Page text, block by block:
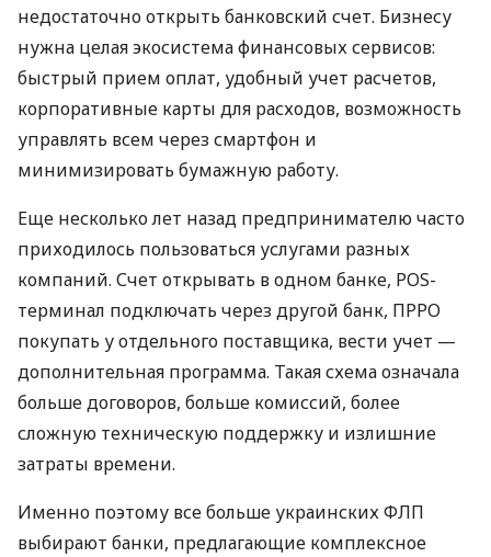
недостаточно открыть банковский счет. Бизнесу
нужна целая экосистема финансовых сервисов:
быстрый прием оплат, удобный учет расчетов,
корпоративные карты для расходов, возможность
управлять всем через смартфон и
минимизировать бумажную работу.
Еще несколько лет назад предпринимателю часто
приходилось пользоваться услугами разных
компаний. Счет открывать в одном банке, POS-
терминал подключать через другой банк, ПРРО
покупать у отдельного поставщика, вести учет —
дополнительная программа. Такая схема означала
больше договоров, больше комиссий, более
сложную техническую поддержку и излишние
затраты времени.
Именно поэтому все больше украинских ФЛП
выбирают банки, предлагающие комплексное